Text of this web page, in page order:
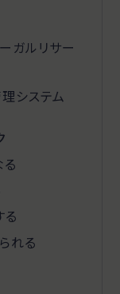
ガルリサー
システム
れる